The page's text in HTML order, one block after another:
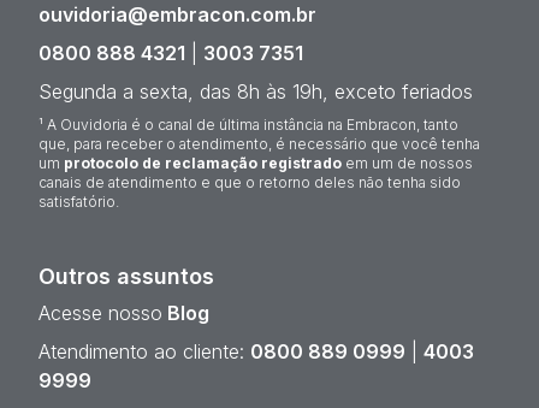
ouvidoria@embracon.com.br
0800 888 4321
3003 7351
Segunda a sexta, das 8h às 19h, exceto feriados
¹ A Ouvidoria é o canal de última instância na Embracon, tanto
que, para receber o atendimento, é necessário que você tenha
um protocolo de reclamação registrado em um de nossos
canais de atendimento e que o retorno deles não tenha sido
satisfatório.
Outros assuntos
Acesse nosso Blog
Atendimento ao cliente: 0800 889 0999
4003
9999